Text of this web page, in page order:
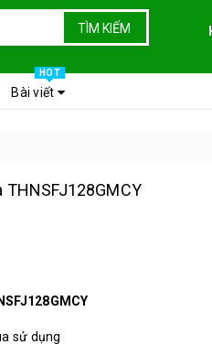
TÌM KIẾM
Bài viết
HOT
sử dụng